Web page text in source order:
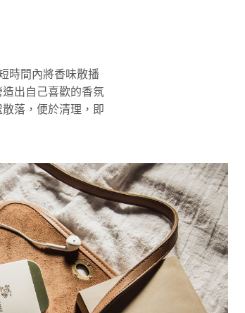
時間內將香味散播
出自己喜歡的香氛
落，便於清理，即